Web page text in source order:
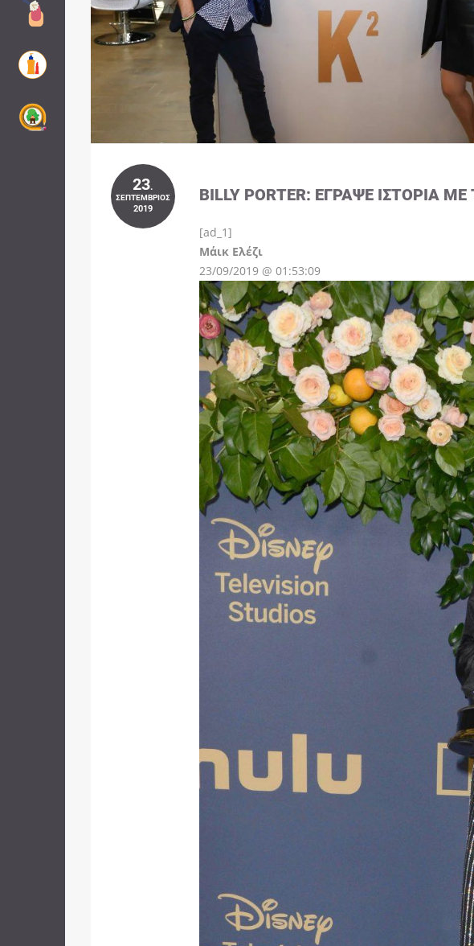
23.
ΣΕΠΤΈΜΒΡΙΟΣ
2019
BILLY PORTER: ΈΓΡΑΨΕ ΙΣΤΟΡΊΑ
[ad_1]
Μάικ ΕλέζιInstagram
23/09/2019 @ 01:53:09